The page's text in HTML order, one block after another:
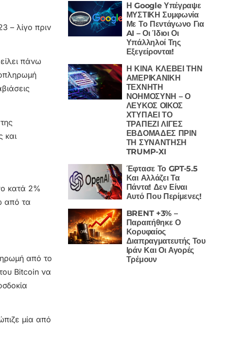
– λίγο πριν
πάνω
και
κατά 2%
από τα
από το
Bitcoin να
μία από
Η Google Υπέγραψε
ΜΥΣΤΙΚΗ Συμφωνία
Με Το Πεντάγωνο Για
AI – Οι Ίδιοι Οι
Υπάλληλοί Της
Εξεγείρονται!
Η ΚΙΝΑ ΚΛΕΒΕΙ ΤΗΝ
ΑΜΕΡΙΚΑΝΙΚΗ
ΤΕΧΝΗΤΗ
ΝΟΗΜΟΣΥΝΗ – Ο
ΛΕΥΚΟΣ ΟΙΚΟΣ
ΧΤΥΠΑΕΙ ΤΟ
ΤΡΑΠΕΖΙ ΛΙΓΕΣ
ΕΒΔΟΜΑΔΕΣ ΠΡΙΝ
ΤΗ ΣΥΝΑΝΤΗΣΗ
TRUMP-XI
Έφτασε Το GPT-5.5
Και Αλλάζει Τα
Πάντα! Δεν Είναι
Αυτό Που Περίμενες!
BRENT +3% –
Παραιτήθηκε Ο
Κορυφαίος
Διαπραγματευτής Του
Ιράν Και Οι Αγορές
Τρέμουν